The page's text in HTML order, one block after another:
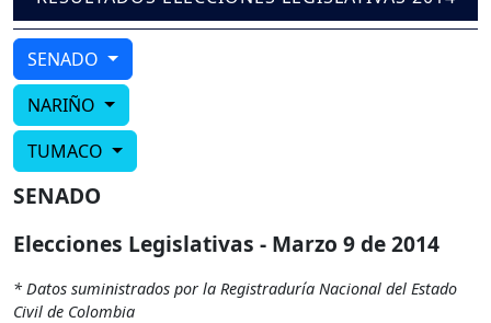
SENADO
NARIÑO
TUMACO
SENADO
Elecciones Legislativas - Marzo 9 de 2014
* Datos suministrados por la Registraduría Nacional del Estado
Civil de Colombia